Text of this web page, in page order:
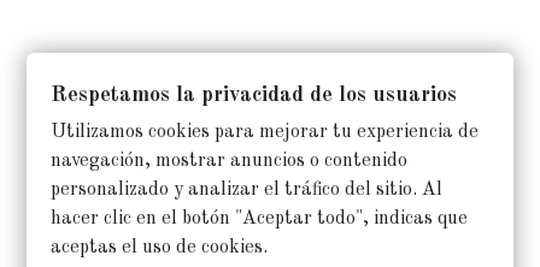
Respetamos la privacidad de los usuarios
Utilizamos cookies para mejorar tu experiencia de
navegación, mostrar anuncios o contenido
personalizado y analizar el tráfico del sitio. Al
hacer clic en el botón "Aceptar todo", indicas que
aceptas el uso de cookies.